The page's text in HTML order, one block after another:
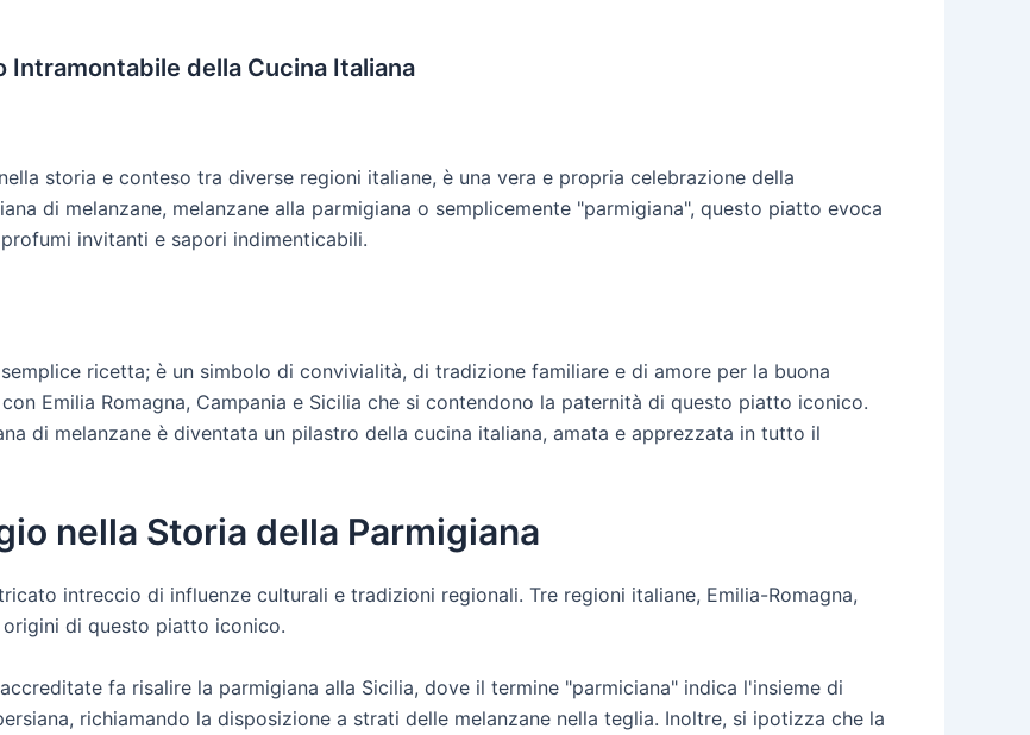
Intramontabile della Cucina Italiana
storia e conteso tra diverse regioni italiane, è una vera e propria celebrazione della
di melanzane, melanzane alla parmigiana o semplicemente "parmigiana", questo piatto evoca
invitanti e sapori indimenticabili.
ricetta; è un simbolo di convivialità, di tradizione familiare e di amore per la buona
Emilia Romagna, Campania e Sicilia che si contendono la paternità di questo piatto iconico.
di melanzane è diventata un pilastro della cucina italiana, amata e apprezzata in tutto il
nella Storia della Parmigiana
intreccio di influenze culturali e tradizioni regionali. Tre regioni italiane, Emilia-Romagna,
di questo piatto iconico.
fa risalire la parmigiana alla Sicilia, dove il termine "parmiciana" indica l'insieme di
richiamando la disposizione a strati delle melanzane nella teglia. Inoltre, si ipotizza che la